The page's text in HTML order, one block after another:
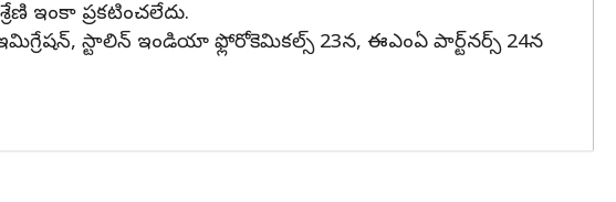
ఇంకా ప్రకటించలేదు.
స్టాలిన్‌ ఇండియా ఫ్లోరోకెమికల్స్‌ 23న, ఈఎంఏ పార్ట్‌నర్స్ 24న